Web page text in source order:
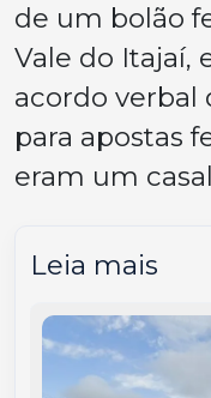
de um bolão
Vale do Itajaí,
acordo verbal
para apostas
eram um
Leia mais